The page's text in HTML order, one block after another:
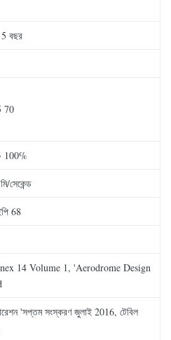
বছর
70
100%
সেকেন্ড
68
14 Volume 1, 'Aerodrome Design
'সপ্তম সংস্করণ জুলাই 2016, টেবিল